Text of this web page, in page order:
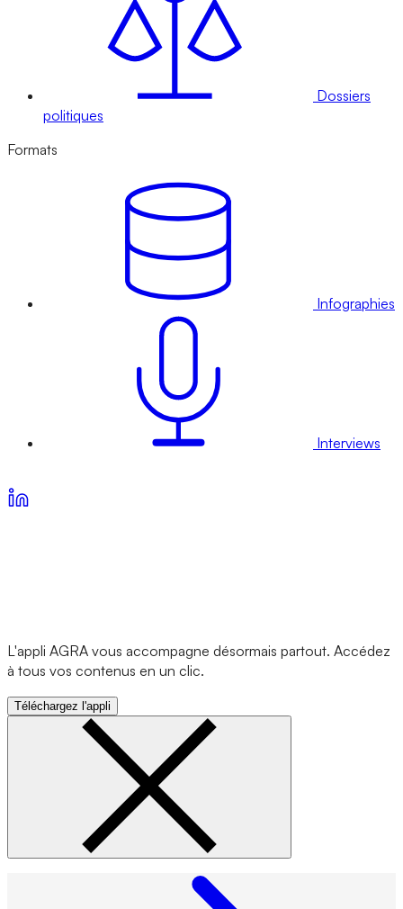
Dossiers
politiques
Formats
Infographies
Interviews
L'appli AGRA vous accompagne désormais partout. Accédez
à tous vos contenus en un clic.
Téléchargez l'appli